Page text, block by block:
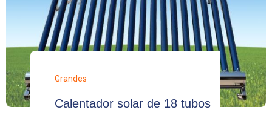
Grandes
Calentador solar de 18 tubos